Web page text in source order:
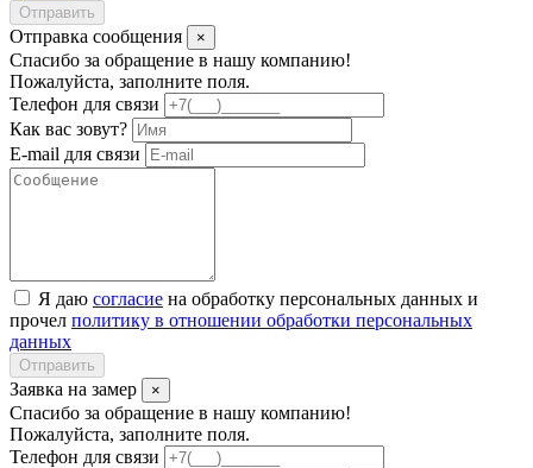
Отправить
Отправка сообщения ×
Спасибо за обращение в нашу компанию!
Пожалуйста, заполните поля.
Телефон для связи
Как вас зовут?
E-mail для связи
Я даю согласие на обработку персональных данных и
прочел политику в отношении обработки персональных
данных
Отправить
Заявка на замер ×
Спасибо за обращение в нашу компанию!
Пожалуйста, заполните поля.
Телефон для связи